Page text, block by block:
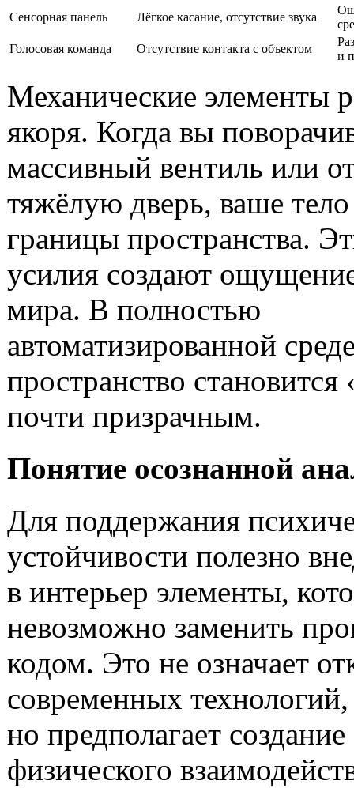
Сенсорная панель
Лёгкое касание, отсутствие звука
Голосовая команда
Отсутствие контакта с объектом
и
Механические элементы
якоря. Когда вы
массивный вентиль или
тяжёлую дверь, ваше
границы пространства.
усилия создают
мира. В полностью
автоматизированной
пространство
почти призрачным.
Понятие осознанной
Для поддержания
устойчивости полезно
в интерьер элементы,
невозможно заменить
кодом. Это не означает
современных технологий,
но предполагает создание
физического